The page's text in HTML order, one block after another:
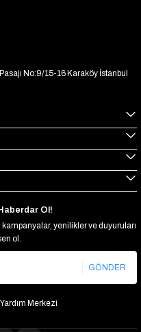
No:9/15-16 Karaköy İstanbul
Ol!
yenilikler ve duyuruları
ol.
GÖNDER
Yardım Merkezi